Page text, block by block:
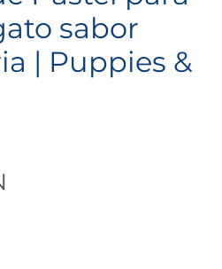
sabor
| Puppies &